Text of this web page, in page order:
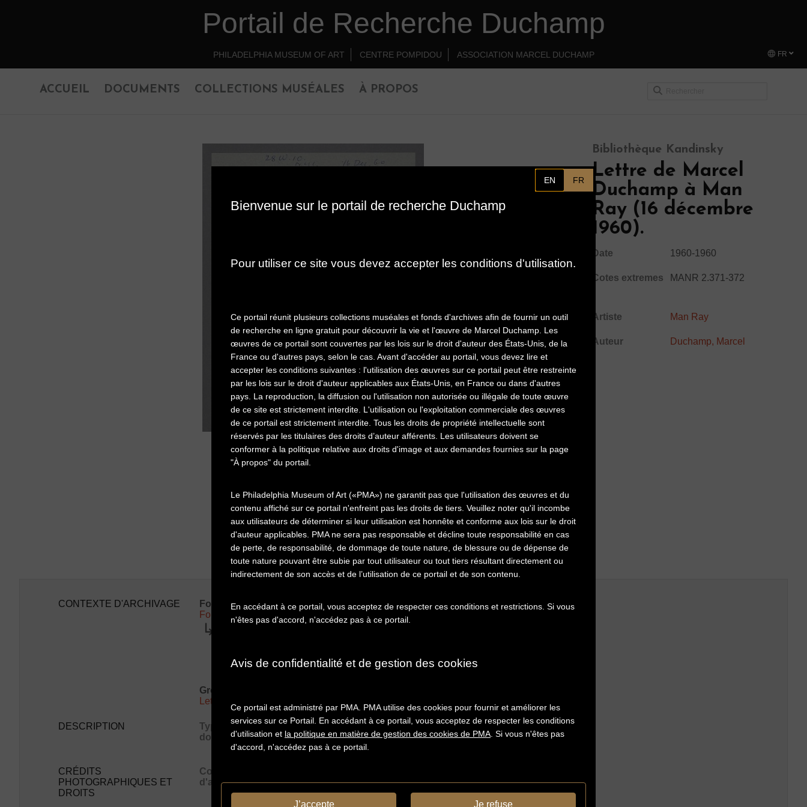
Portail de Recherche Duchamp
FR
PHILADELPHIA MUSEUM OF ART CENTRE POMPIDOU ASSOCIATION MARCEL DUCHAMP
ACCUEIL DOCUMENTS COLLECTIONS MUSÉALES À PROPOS
1 2
Bibliothèque Kandinsky
Lettre de Marcel
Duchamp à Man
Ray (16 décembre
1960).
Date 1960-1960
Cotes extremes MANR 2.371-372
Artiste Man Ray
Auteur Duchamp, Marcel
À propos de cet objet
CONTEXTE D'ARCHIVAGE
Fonds ou collection:
Fonds Man Ray
Série:
Correspondance adressée à Man Ray par des particuliers.
Dossier:
Groupe de pieces:
Lettres de Marcel Duchamp à Man Ray (1930-1968).
DESCRIPTION
Type de
document
CRÉDITS
PHOTOGRAPHIQUES ET
DROITS
Conditions
d'accès
EN FR
Bienvenue sur le portail de recherche Duchamp
Pour utiliser ce site vous devez accepter les conditions d'utilisation.
Ce portail réunit plusieurs collections muséales et fonds d'archives afin de fournir un outil
de recherche en ligne gratuit pour découvrir la vie et l'œuvre de Marcel Duchamp. Les
œuvres de ce portail sont couvertes par les lois sur le droit d'auteur des États-Unis, de la
France ou d'autres pays, selon le cas. Avant d'accéder au portail, vous devez lire et
accepter les conditions suivantes : l'utilisation des œuvres sur ce portail peut être restreinte
par les lois sur le droit d'auteur applicables aux États-Unis, en France ou dans d'autres
pays. La reproduction, la diffusion ou l'utilisation non autorisée ou illégale de toute œuvre
de ce site est strictement interdite. L'utilisation ou l'exploitation commerciale des œuvres
de ce portail est strictement interdite. Tous les droits de propriété intellectuelle sont
réservés par les titulaires des droits d’auteur afférents. Les utilisateurs doivent se
conformer à la politique relative aux droits d'image et aux demandes fournies sur la page
"À propos" du portail.
Le Philadelphia Museum of Art («PMA») ne garantit pas que l'utilisation des œuvres et du
contenu affiché sur ce portail n'enfreint pas les droits de tiers. Veuillez noter qu'il incombe
aux utilisateurs de déterminer si leur utilisation est honnête et conforme aux lois sur le droit
d'auteur applicables. PMA ne sera pas responsable et décline toute responsabilité en cas
de perte, de responsabilité, de dommage de toute nature, de blessure ou de dépense de
toute nature pouvant être subie par tout utilisateur ou tout tiers résultant directement ou
indirectement de son accès et de l’utilisation de ce portail et de son contenu.
En accédant à ce portail, vous acceptez de respecter ces conditions et restrictions. Si vous
n'êtes pas d'accord, n'accédez pas à ce portail.
Avis de confidentialité et de gestion des cookies
Ce portail est administré par PMA. PMA utilise des cookies pour fournir et améliorer les
services sur ce Portail. En accédant à ce portail, vous acceptez de respecter les conditions
d'utilisation et la politique en matière de gestion des cookies de PMA . Si vous n'êtes pas
d'accord, n'accédez pas à ce portail.
J’accepte Je refuse